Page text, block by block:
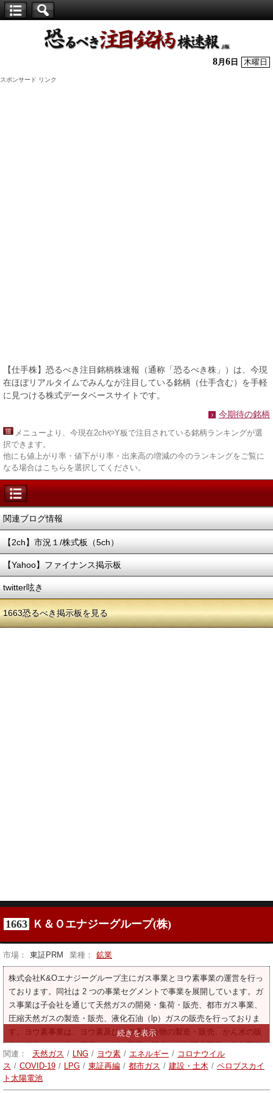
株】
8月 6 日 木曜日
スポンサード リンク
【仕手株】恐るべき注目銘柄株速報（通称「恐るべき株」）は、今現
在ほぼリアルタイムでみんなが注目している銘柄（仕手含む）を手軽
に見つける株式データベースサイトです。
今期待の銘柄
メニューより、今現在2chやY板で注目されている銘柄ランキングが選
択できます。
他にも値上がり率・値下がり率・出来高の増減の今のランキングをご覧に
なる場合はこちらを選択してください。
関連ブログ情報
【2ch】市況１/株式板（5ch）
【Yahoo】ファイナンス掲示板
twitter呟き
1663恐るべき掲示板を見る
1663 Ｋ＆Ｏエナジーグループ(株)
市場： 東証PRM 業種： 鉱業
株式会社K&Oエナジーグループ主にガス事業とヨウ素事業の運営を行っ
ております。同社は 2 つの事業セグメントで事業を展開しています。ガ
ス事業は子会社を通じて天然ガスの開発・集荷・販売、都市ガス事業、
圧縮天然ガスの製造・販売、液化石油（lp）ガスの販売を行っておりま
す。ヨウ素事業は、ヨウ素及びヨウ素化合物の製造・販売、かん水の販
売を行う。その他の事業は、ガス機器の販売、ガス販売事業に伴う配管
工事、電気事業を行っております。
関連： 天然ガス / LNG / ヨウ素 / エネルギー / コロナウイル
ス / COVID-19 / LPG / 東証再編 / 都市ガス / 建設・土木 / ペロブスカイ
ト太陽電池